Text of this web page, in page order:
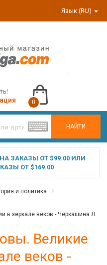
Язык (RU)
НАЙТИ
0
ЗАКАЗЫ ОТ $99.00 ИЛИ
ОТ $169.00
и политика
в зеркале веков - Черкашина Л.
Великие
веков -